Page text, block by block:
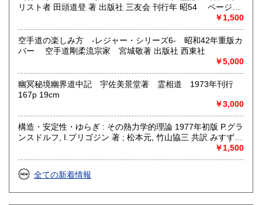
リスト者 田頭道登 著 出版社 三友会 刊行年 昭54 ページ数
￥1,500
空手道の楽しみ方 -レジャー・シリーズ6- 昭和42年重版カ
バー 空手道剛柔流宗家 宮城敬著 出版社 西東社
￥5,000
幽冥秘境幽界道中記 宇佐美景堂著 霊相道 1973年刊行
167p 19cm
￥3,000
構造・安定性・ゆらぎ : その熱力学的理論 1977年初版 P.グラ
ンスドルフ, I.プリゴジン 著 ; 松本元, 竹山協三 共訳 みすず書
房〈熱力学の方法を、平衡はもとより非線形性や不安定性を
も含むあらゆる現象へ拡張できないであろうか？ ……新し
い「構造」は常に不安定性の結果として出現する。すなわち
それはゆらぎから生じるものである。ふつうはゆらぎが生じ
￥1,500
全ての新着情報